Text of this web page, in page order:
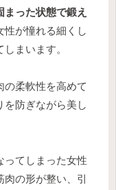
まった状態で鍛え
性が憧れる細くし
まいます。
の柔軟性を高めて
を防ぎながら美し
ってしまった女性
肉の形が整い、引